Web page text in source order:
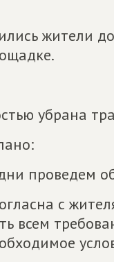
жители
убрана
проведем
с
всем